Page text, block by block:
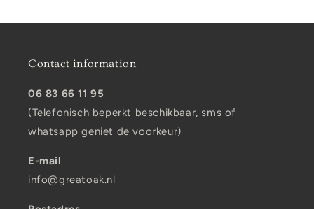
Contact information
06 83 66 11 95
(Telefonisch beperkt beschikbaar, sms of
whatsapp geniet de voorkeur)
E-mail
info@greatoak.nl